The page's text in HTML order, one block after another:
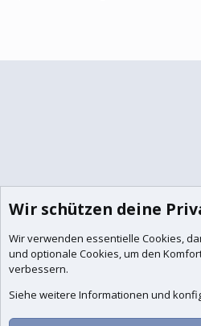
Wir schützen deine
Wir verwenden essentielle Cookies,
und optionale Cookies, um den
verbessern.
Siehe weitere Informationen und